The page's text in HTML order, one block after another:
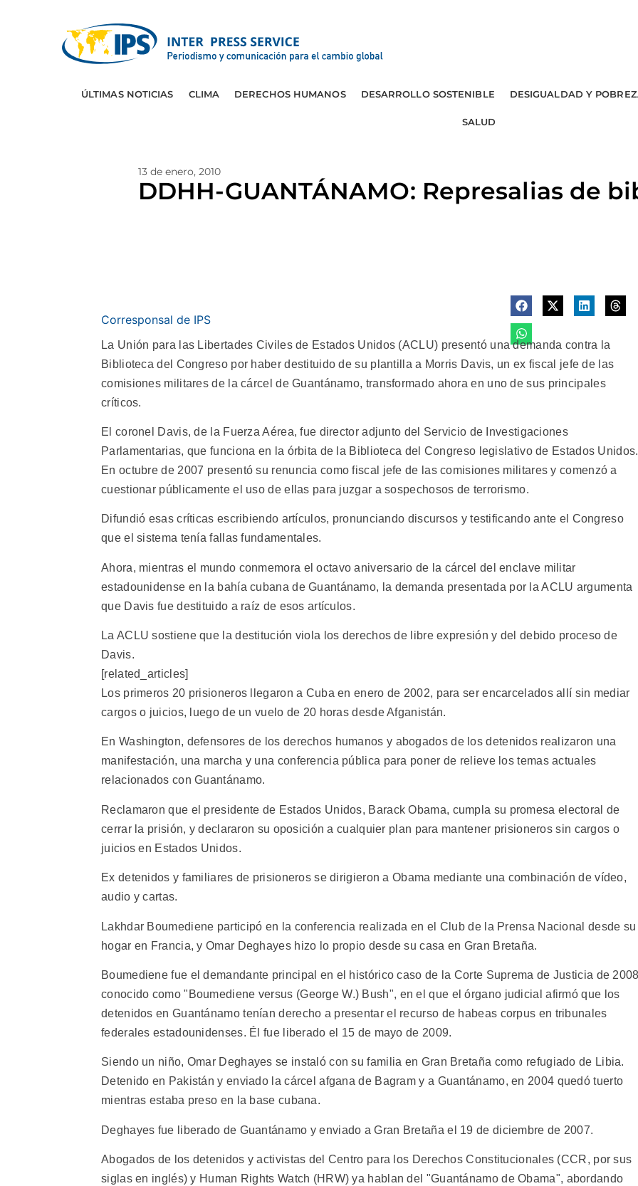
ÚLTIMAS NOTICIAS CLIMA DERECHOS HUMANOS DESARROLLO SOSTENIBLE DESIGUALDAD Y
SALUD
13 de enero, 2010
DDHH-GUANTÁNAMO: Represalias de
Corresponsal de IPS
La Unión para las Libertades Civiles de Estados Unidos (ACLU) presentó una demanda contra la
Biblioteca del Congreso por haber destituido de su plantilla a Morris Davis, un ex fiscal jefe de las
comisiones militares de la cárcel de Guantánamo, transformado ahora en uno de sus principales
críticos.
El coronel Davis, de la Fuerza Aérea, fue director adjunto del Servicio de Investigaciones
Parlamentarias, que funciona en la órbita de la Biblioteca del Congreso legislativo de Estados Unidos.
En octubre de 2007 presentó su renuncia como fiscal jefe de las comisiones militares y comenzó a
cuestionar públicamente el uso de ellas para juzgar a sospechosos de terrorismo.
Difundió esas críticas escribiendo artículos, pronunciando discursos y testificando ante el Congreso
que el sistema tenía fallas fundamentales.
Ahora, mientras el mundo conmemora el octavo aniversario de la cárcel del enclave militar
estadounidense en la bahía cubana de Guantánamo, la demanda presentada por la ACLU argumenta
que Davis fue destituido a raíz de esos artículos.
La ACLU sostiene que la destitución viola los derechos de libre expresión y del debido proceso de
Davis.
[related_articles]
Los primeros 20 prisioneros llegaron a Cuba en enero de 2002, para ser encarcelados allí sin mediar
cargos o juicios, luego de un vuelo de 20 horas desde Afganistán.
En Washington, defensores de los derechos humanos y abogados de los detenidos realizaron una
manifestación, una marcha y una conferencia pública para poner de relieve los temas actuales
relacionados con Guantánamo.
Reclamaron que el presidente de Estados Unidos, Barack Obama, cumpla su promesa electoral de
cerrar la prisión, y declararon su oposición a cualquier plan para mantener prisioneros sin cargos o
juicios en Estados Unidos.
Ex detenidos y familiares de prisioneros se dirigieron a Obama mediante una combinación de vídeo,
audio y cartas.
Lakhdar Boumediene participó en la conferencia realizada en el Club de la Prensa Nacional desde su
hogar en Francia, y Omar Deghayes hizo lo propio desde su casa en Gran Bretaña.
Boumediene fue el demandante principal en el histórico caso de la Corte Suprema de Justicia de
conocido como "Boumediene versus (George W.) Bush", en el que el órgano judicial afirmó que los
detenidos en Guantánamo tenían derecho a presentar el recurso de habeas corpus en tribunales
federales estadounidenses. Él fue liberado el 15 de mayo de 2009.
Siendo un niño, Omar Deghayes se instaló con su familia en Gran Bretaña como refugiado de Libia.
Detenido en Pakistán y enviado la cárcel afgana de Bagram y a Guantánamo, en 2004 quedó tuerto
mientras estaba preso en la base cubana.
Deghayes fue liberado de Guantánamo y enviado a Gran Bretaña el 19 de diciembre de 2007.
Abogados de los detenidos y activistas del Centro para los Derechos Constitucionales (CCR, por sus
siglas en inglés) y Human Rights Watch (HRW) ya hablan del "Guantánamo de Obama", abordando